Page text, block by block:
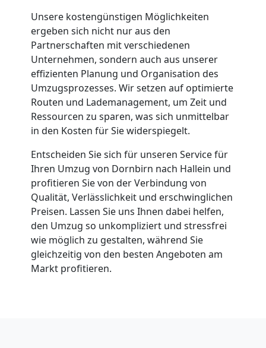
Unsere kostengünstigen Möglichkeiten
ergeben sich nicht nur aus den
Partnerschaften mit verschiedenen
Unternehmen, sondern auch aus unserer
effizienten Planung und Organisation des
Umzugsprozesses. Wir setzen auf optimierte
Routen und Lademanagement, um Zeit und
Ressourcen zu sparen, was sich unmittelbar
in den Kosten für Sie widerspiegelt.
Entscheiden Sie sich für unseren Service für
Ihren Umzug von Dornbirn nach Hallein und
profitieren Sie von der Verbindung von
Qualität, Verlässlichkeit und erschwinglichen
Preisen. Lassen Sie uns Ihnen dabei helfen,
den Umzug so unkompliziert und stressfrei
wie möglich zu gestalten, während Sie
gleichzeitig von den besten Angeboten am
Markt profitieren.
Umzug
für
Senioren
Dornbirn
Fernumzug
Dornbirn
Firmenumzug